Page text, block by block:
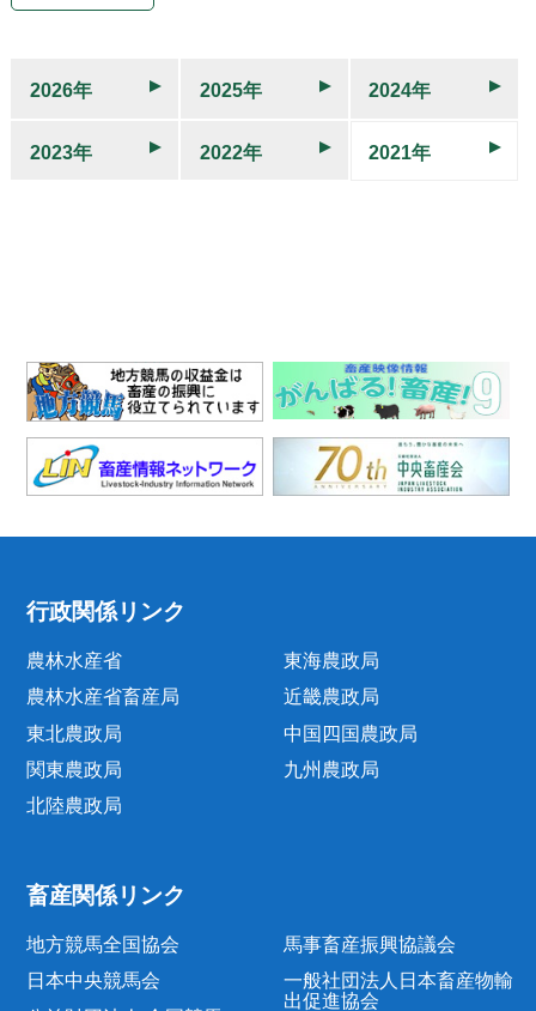
2026年 2025年 2024年
2023年 2022年 2021年
行政関係リンク
農林水産省
農林水産省畜産局
東北農政局
関東農政局
北陸農政局
東海農政局
近畿農政局
中国四国農政局
九州農政局
畜産関係リンク
地方競馬全国協会
日本中央競馬会
馬事畜産振興協議会
一般社団法人日本畜産物輸
出促進協会